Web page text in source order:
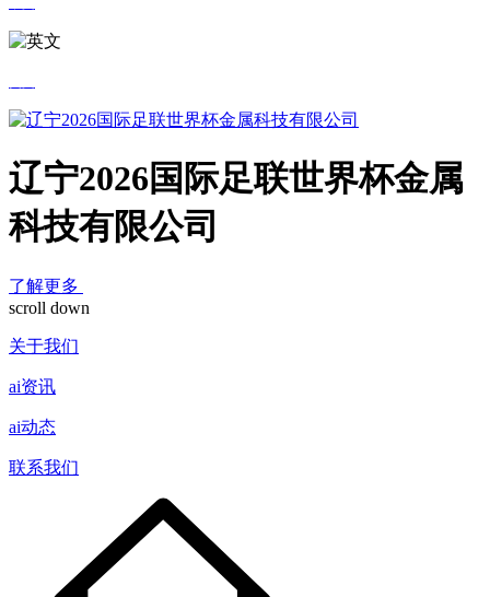
辽宁2026国际足联世界杯金属
科技有限公司
了解更多
scroll down
关于我们
ai资讯
ai动态
联系我们